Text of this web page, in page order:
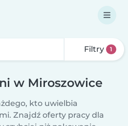
Filtry 1
w Miroszowice
kto uwielbia
Znajdź oferty pracy dla